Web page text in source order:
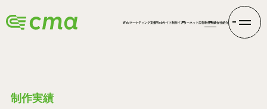
Webマーケティング支援Webサイト制作インターネット広告制作実績会社紹介
制作実績